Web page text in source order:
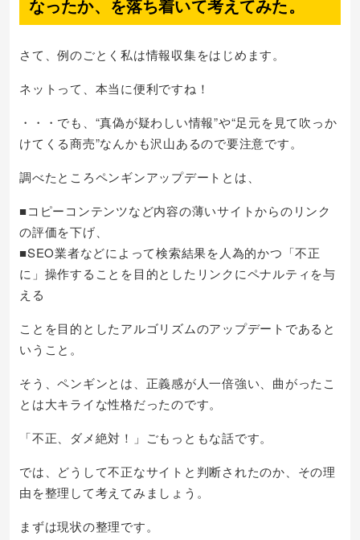
なったか、を落ち着いて考えてみた。
さて、例のごとく私は情報収集をはじめます。
ネットって、本当に便利ですね！
・・・でも、“真偽が疑わしい情報”や“足元を見て吹っか
けてくる商売”なんかも沢山あるので要注意です。
調べたところペンギンアップデートとは、
■コピーコンテンツなど内容の薄いサイトからのリンク
の評価を下げ、
■SEO業者などによって検索結果を人為的かつ「不正
に」操作することを目的としたリンクにペナルティを与
える
ことを目的としたアルゴリズムのアップデートであると
いうこと。
そう、ペンギンとは、正義感が人一倍強い、曲がったこ
とは大キライな性格だったのです。
「不正、ダメ絶対！」ごもっともな話です。
では、どうして不正なサイトと判断されたのか、その理
由を整理して考えてみましょう。
まずは現状の整理です。